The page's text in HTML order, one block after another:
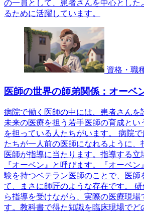
の一員として、患者さんを中心とした
るために活躍しています。
資格・職
医師の世界の師弟関係：オーベ
病院で働く医師の中には、患者さんを
未来の医療を担う若手医師の育成とい
を担っている人たちがいます。 病院
たちが一人前の医師になれるように、
医師が指導に当たります。指導する立
『オーベン』と呼びます。『オーベ
験を持つベテラン医師のことで、医師
て、まさに師匠のような存在です。
ら指導を受けながら、実際の医療現場
す。教科書で得た知識を臨床現場でど